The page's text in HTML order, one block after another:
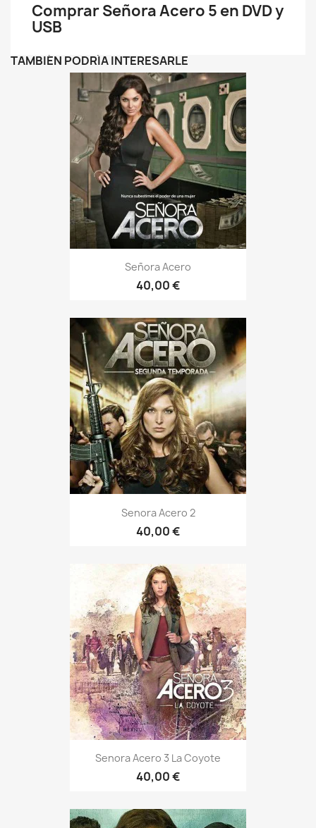
Comprar Señora Acero 5 en DVD y
USB
TAMBIÉN PODRÍA INTERESARLE
Señora Acero
40,00 €
Senora Acero 2
40,00 €
Senora Acero 3 La Coyote
40,00 €